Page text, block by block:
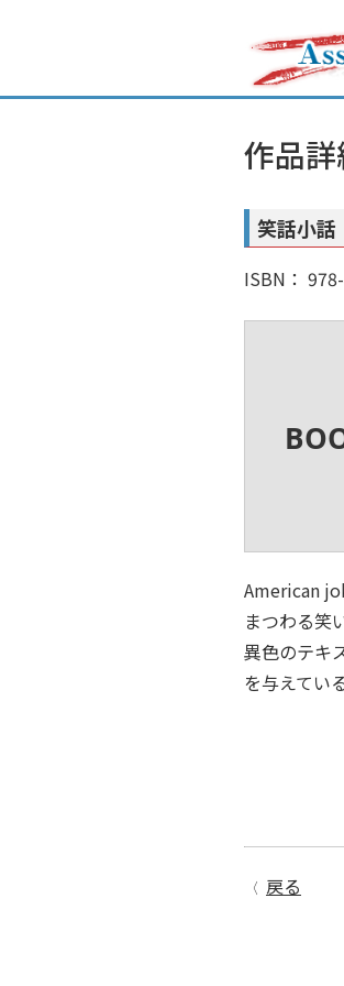
作品詳
笑話小話
ISBN：
American
まつわる笑
異色のテキ
を与えている
戻る